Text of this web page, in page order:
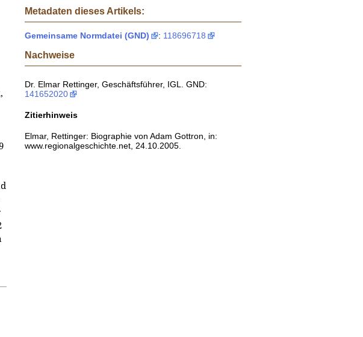
Metadaten dieses Artikels:
Gemeinsame Normdatei (GND) : 118696718
Nachweise
Dr. Elmar Rettinger, Geschäftsführer, IGL. GND:
141652020
Zitierhinweis
Elmar, Rettinger: Biographie von Adam Gottron, in:
www.regionalgeschichte.net, 24.10.2005.